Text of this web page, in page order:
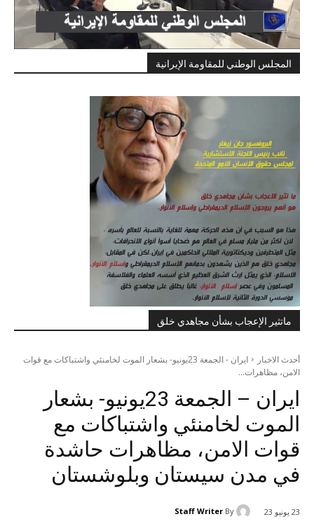
المجلس الوطني للمقاومة الإيرانية
ماتثير الإعجاب بشأن مجاهدي خلق
أحدث الاخبار
ایران - الجمعة 23يونيو- بشعار الموت لخامنئي واشتباكات مع قوات
الامن، مظاهرات...
ایران – الجمعة 23يونيو- بشعار
الموت لخامنئي واشتباكات مع
قوات الامن، مظاهرات حاشدة
في مدن سيستان وبلوشستان
23 يونيو 23 By
Staff Writer